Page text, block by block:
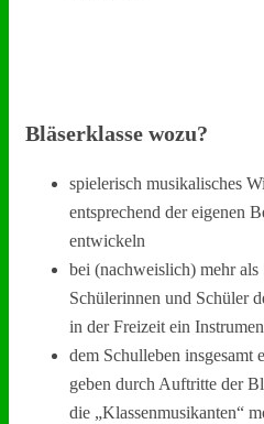
Bläserklasse wozu?
spielerisch musikalisches
entsprechend der eigenen
entwickeln
bei (nachweislich) mehr
Schülerinnen und Schüler
in der Freizeit ein
dem Schulleben insgesamt
geben durch Auftritte der
die „Klassenmusikanten“